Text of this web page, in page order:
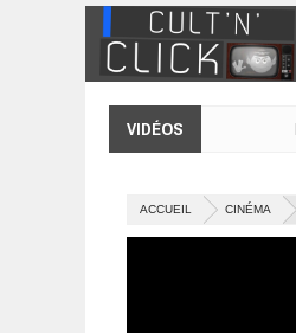
Aller au contenu principal
VIDÉOS
ACCUEIL CINÉMA